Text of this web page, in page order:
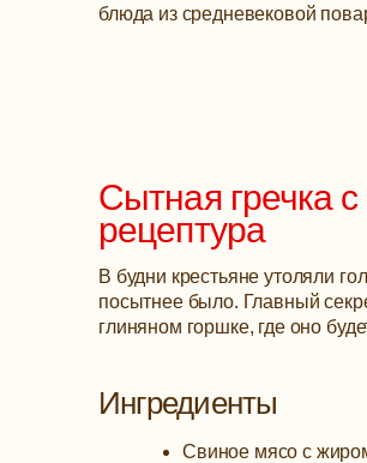
блюда из средневековой
Сытная гречка
рецептура
В будни крестьяне утоляли
посытнее было. Главный
глиняном горшке, где оно
Ингредиенты
Свиное мясо с